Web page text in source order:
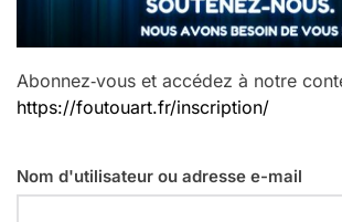
Abonnez‑vous et accédez à notre
https://foutouart.fr/inscription/
Nom d'utilisateur ou adresse e-mail